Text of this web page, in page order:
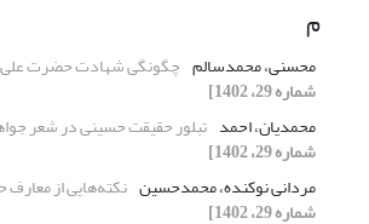
م
محسنی، محمدسالم چگونگی شهادت حضرت علی
شماره 29، 1402]
محمدیان، احمد تبلور حقیقت حسینی در شعر
شماره 29، 1402]
مردانی نوکنده، محمدحسین نکته‌هایی از
شماره 29، 1402]